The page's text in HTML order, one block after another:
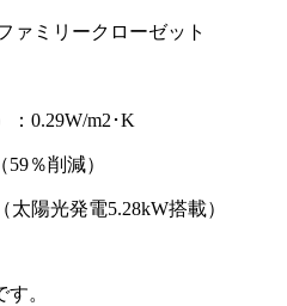
ァミリークローゼット
：0.29W/m2･K
％削減）
陽光発電5.28kW搭載）
。